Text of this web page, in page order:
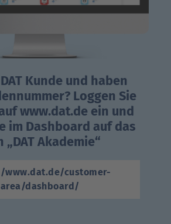
Kunde und haben
Loggen Sie
www.dat.de ein und
im Dashboard auf das
„DAT Akademie“
customer-
area/dashboard/